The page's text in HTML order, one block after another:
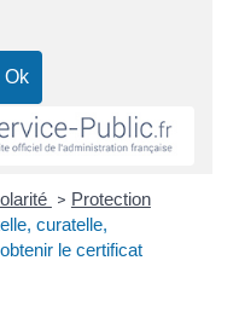
> Protection
curatelle,
le certificat